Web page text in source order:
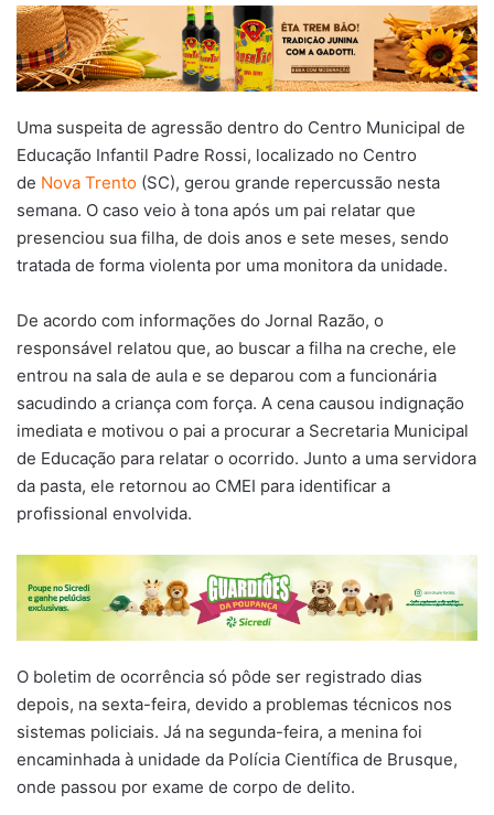
Uma suspeita de agressão dentro do Centro Municipal de
Educação Infantil Padre Rossi, localizado no Centro
de Nova Trento (SC), gerou grande repercussão nesta
semana. O caso veio à tona após um pai relatar que
presenciou sua filha, de dois anos e sete meses, sendo
tratada de forma violenta por uma monitora da unidade.
De acordo com informações do Jornal Razão, o
responsável relatou que, ao buscar a filha na creche, ele
entrou na sala de aula e se deparou com a funcionária
sacudindo a criança com força. A cena causou indignação
imediata e motivou o pai a procurar a Secretaria Municipal
de Educação para relatar o ocorrido. Junto a uma servidora
da pasta, ele retornou ao CMEI para identificar a
profissional envolvida.
O boletim de ocorrência só pôde ser registrado dias
depois, na sexta-feira, devido a problemas técnicos nos
sistemas policiais. Já na segunda-feira, a menina foi
encaminhada à unidade da Polícia Científica de Brusque,
onde passou por exame de corpo de delito.